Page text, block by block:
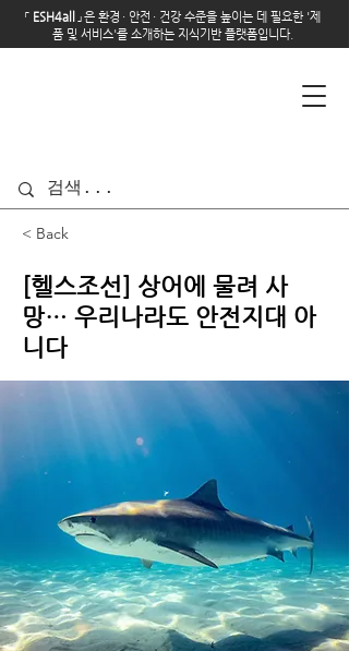
「 ESH4all 」은 환경 · 안전 · 건강 수준을 높이는 데 필요한 '제
품 및 서비스'를 소개하는 지식기반 플랫폼입니다.
< Back
[헬스조선] 상어에 물려 사
망… 우리나라도 안전지대 아
니다